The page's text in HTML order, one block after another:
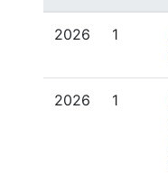
2026 1
2026 1